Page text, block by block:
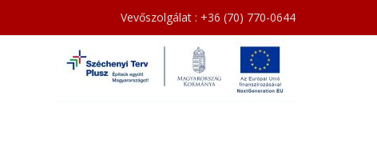
Vevőszolgálat : +36 (70) 770-0644